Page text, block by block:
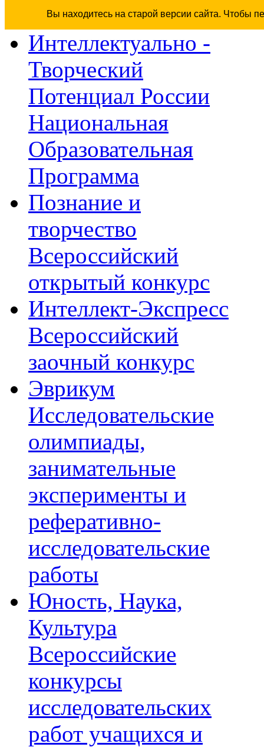
Вы находитесь на старой версии сайта. Чтобы
Интеллектуально -
Творческий
Потенциал России
Национальная
Образовательная
Программа
Познание и
творчество
Всероссийский
открытый конкурс
Интеллект-Экспресс
Всероссийский
заочный конкурс
Эврикум
Исследовательские
олимпиады,
занимательные
эксперименты и
реферативно-
исследовательские
работы
Юность, Наука,
Культура
Всероссийские
конкурсы
исследовательских
работ учащихся и